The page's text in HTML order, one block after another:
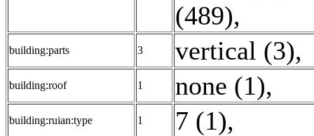
(489),
building:parts 3 vertical (3),
building:roof 1 none (1),
building:ruian:type 1 7 (1),